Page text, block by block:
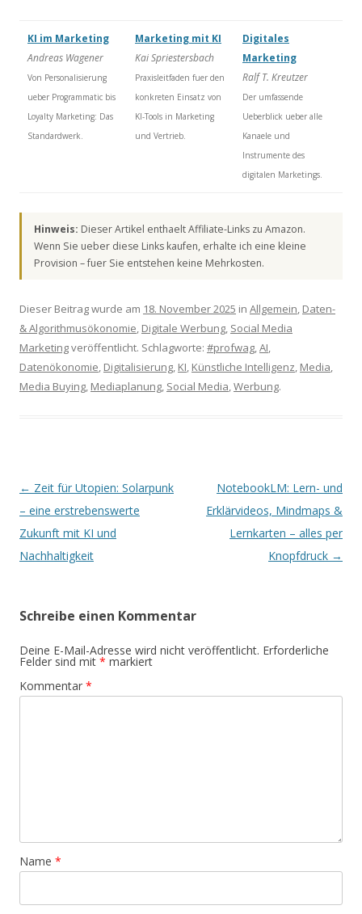
KI im Marketing
Andreas Wagener
Von Personalisierung
ueber Programmatic bis
Loyalty Marketing: Das
Standardwerk.
Marketing mit KI
Kai Spriestersbach
Praxisleitfaden fuer den
konkreten Einsatz von
KI-Tools in Marketing
und Vertrieb.
Digitales
Marketing
Ralf T. Kreutzer
Der umfassende
Ueberblick ueber alle
Kanaele und
Instrumente des
digitalen Marketings.
Hinweis: Dieser Artikel enthaelt Affiliate-Links zu Amazon.
Wenn Sie ueber diese Links kaufen, erhalte ich eine kleine
Provision – fuer Sie entstehen keine Mehrkosten.
Dieser Beitrag wurde am 18. November 2025 in Allgemein, Daten-
& Algorithmusökonomie, Digitale Werbung, Social Media
Marketingveröffentlicht. Schlagworte: #profwag,AI,
Datenökonomie, Digitalisierung, KI, Künstliche Intelligenz, Media,
Media Buying, Mediaplanung, Social Media,Werbung.
Artikel-Navigation
← Zeit für Utopien: Solarpunk
– eine erstrebenswerte
Zukunft mit KI und
Nachhaltigkeit
NotebookLM: Lern- und
Erklärvideos, Mindmaps &
Lernkarten – alles per
Knopfdruck →
Schreibe einen Kommentar
Deine E-Mail-Adresse wird nicht veröffentlicht. Erforderliche
Felder sind mit * markiert
Kommentar *
Name *